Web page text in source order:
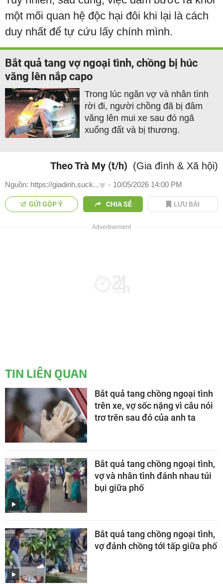
một mối quan hệ độc hại đôi khi lại là cách
duy nhất để tự cứu lấy chính mình.
Bắt quả tang vợ ngoại tình, chồng bị húc
văng lên nắp capo
Trong lúc ngăn vợ và nhân tình
rời đi, người chồng đã bị đâm
văng lên mui xe sau đó ngã
xuống đất và bị thương.
Theo Trà My (t/h) (Gia đình & Xã hội)
Nguồn: https://giadinh.suck... - 10/05/2026 14:00 PM
GỬI GÓP Ý CHIA SẺ LƯU BÀI
TIN LIÊN QUAN
Bắt quả tang chồng ngoại tình
trên xe, vợ sốc nặng vì câu nói
trơ trẽn sau đó của anh ta
Bắt quả tang chồng ngoại tình,
vợ và nhân tình đánh nhau túi
bụi giữa phố
Bắt quả tang chồng ngoại tình,
vợ đánh chồng tới tấp giữa phố